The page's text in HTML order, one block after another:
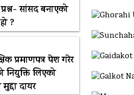
सांसद बनाएको
?
प्रमाणपत्र पेश गरेर
नियुक्ति लिएको
दायर